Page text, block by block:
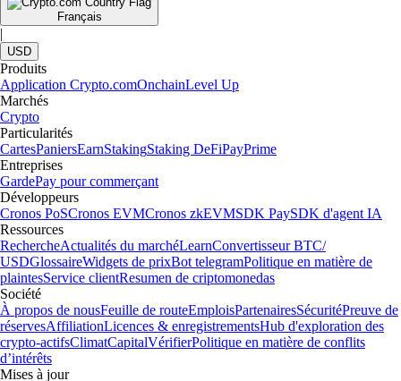
Français
|
USD
Produits
Application Crypto.comOnchainLevel Up
Marchés
Crypto
Particularités
CartesPaniersEarnStakingStaking DeFiPayPrime
Entreprises
GardePay pour commerçant
Développeurs
Cronos PoSCronos EVMCronos zkEVMSDK PaySDK d'agent IA
Ressources
RechercheActualités du marchéLearnConvertisseur BTC/
USDGlossaireWidgets de prixBot telegramPolitique en matière de
plaintesService clientResumen de criptomonedas
Société
À propos de nousFeuille de routeEmploisPartenairesSécuritéPreuve de
réservesAffiliationLicences & enregistrementsHub d'exploration des
crypto-actifsClimatCapitalVérifierPolitique en matière de conflits
d’intérêts
Mises à jour